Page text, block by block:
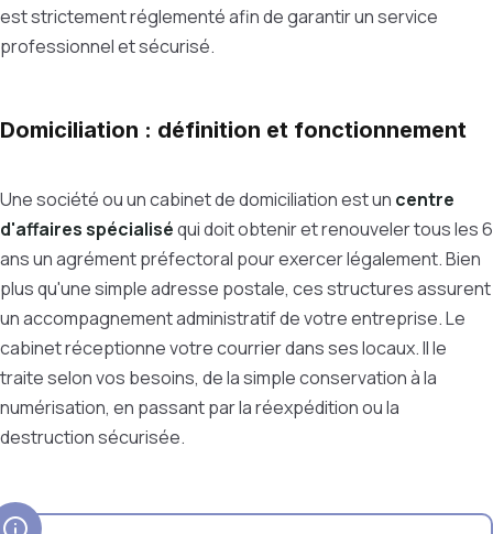
est strictement réglementé afin de garantir un service
professionnel et sécurisé.
Domiciliation : définition et fonctionnement
Une société ou un cabinet de domiciliation est un centre
d'affaires spécialiséqui doit obtenir et renouveler tous les 6
ans un agrément préfectoral pour exercer légalement. Bien
plus qu'une simple adresse postale, ces structures assurent
un accompagnement administratif de votre entreprise. Le
cabinet réceptionne votre courrier dans ses locaux. Il le
traite selon vos besoins, de la simple conservation à la
numérisation, en passant par la réexpédition ou la
destruction sécurisée.